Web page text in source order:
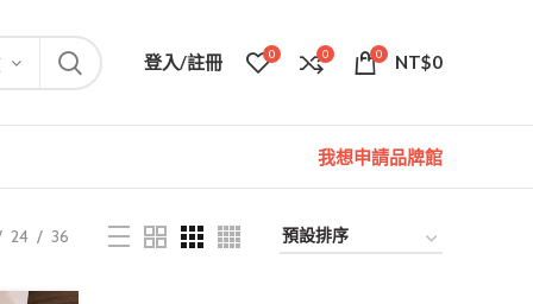
登入/註冊 0 0 0 NT$0
我想申請品牌館
24 36